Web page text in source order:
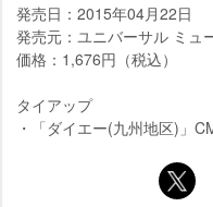
発売日：2015年04月22日
発売元：ユニバーサル ミュ
価格：1,676円（税込）
タイアップ
・「ダイエー(九州地区)」